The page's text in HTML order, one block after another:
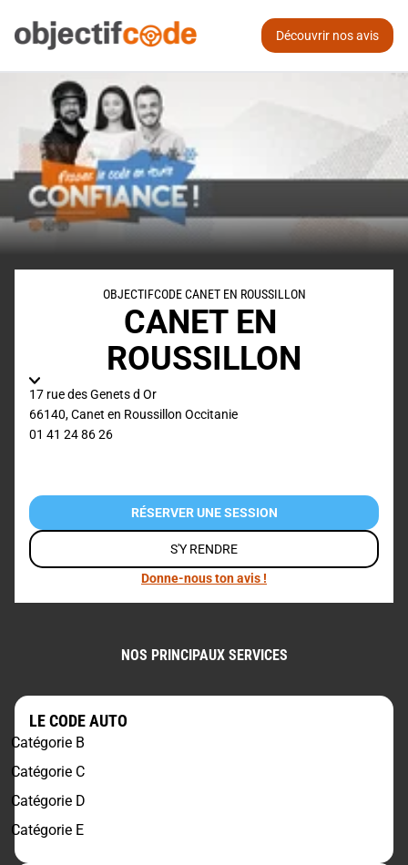
Découvrir nos avis
OBJECTIFCODE CANET EN ROUSSILLON
CANET EN
ROUSSILLON
17 rue des Genets d Or
66140,Canet en Roussillon Occitanie
01 41 24 86 26
RÉSERVER UNE SESSION
S'Y RENDRE
Donne-nous ton avis !
NOS PRINCIPAUX SERVICES
LE CODE AUTO
Catégorie B
Catégorie C
Catégorie D
Catégorie E